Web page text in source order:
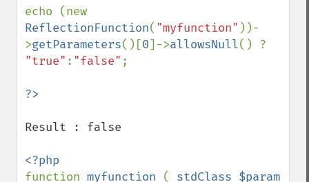
ReflectionFunction( "myfunction" ))-
>getParameters()[0]->allowsNull
"true" : "false" ;
Result : false
function myfunction (